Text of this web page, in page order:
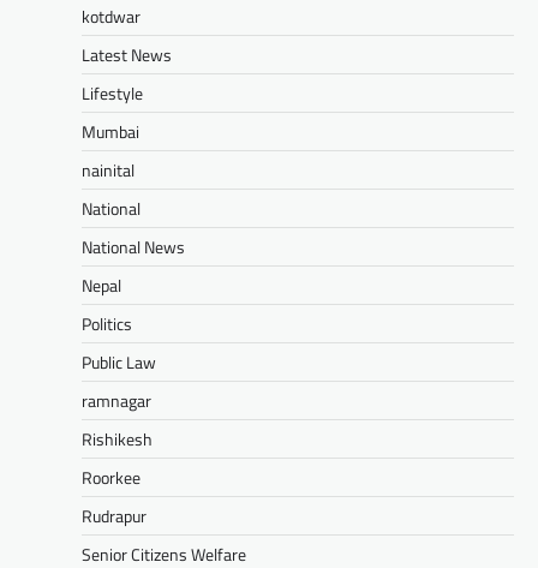
kotdwar
Latest News
Lifestyle
Mumbai
nainital
National
National News
Nepal
Politics
Public Law
ramnagar
Rishikesh
Roorkee
Rudrapur
Senior Citizens Welfare